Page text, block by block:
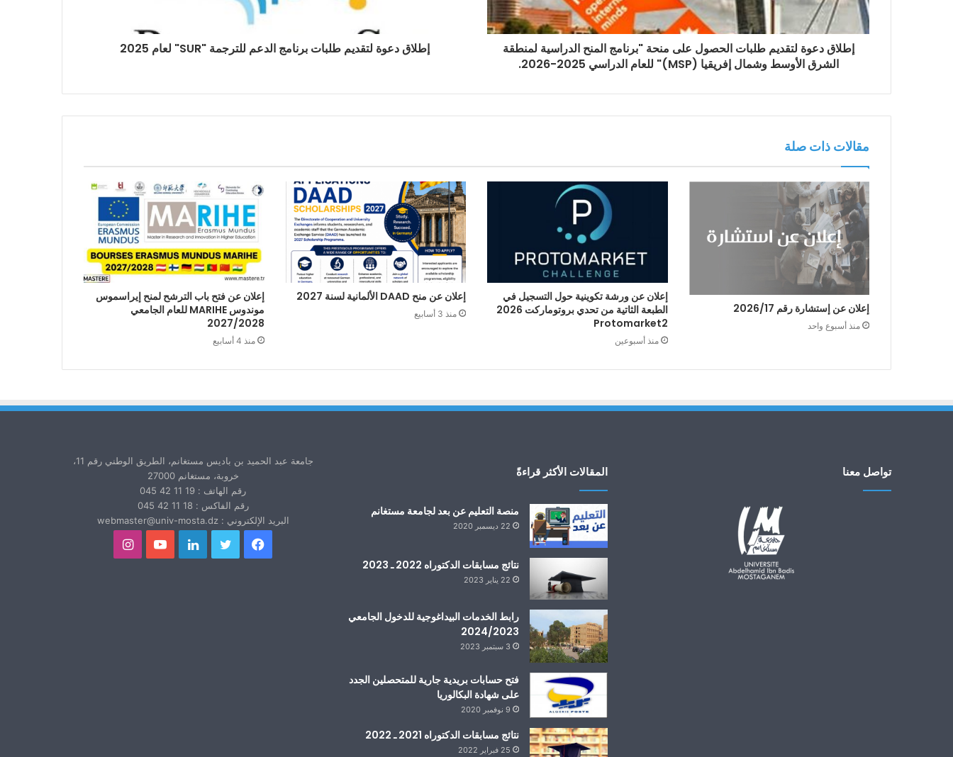
إطلاق دعوة لتقديم طلبات الحصول على منحة "برنامج المنح الدراسية لمنطقة
الشرق الأوسط وشمال إفريقيا (MSP)" للعام الدراسي 2025-2026.
إطلاق دعوة لتقديم طلبات برنامج الدعم للترجمة "SUR" لعام 2025
مقالات ذات صلة
إعلان عن إستشارة رقم 2026/17
منذ أسبوع واحد
إعلان عن ورشة تكوينية حول التسجيل في
الطبعة الثاتية من تحدي بروتوماركت 2026
Protomarket2
منذ أسبوعين
إعلان عن منح DAAD الألمانية لسنة 2027
منذ 3 أسابيع
إعلان عن فتح باب الترشح لمنح إيراسموس
موندوس MARIHE للعام الجامعي
2027/2028
منذ 4 أسابيع
تواصل معنا المقالات الأكثر قراءةً
منصة التعليم عن بعد لجامعة مستغانم
22 ديسمبر 2020
نتائج مسابقات الدكتوراه 2022 ـ 2023
22 يناير 2023
رابط الخدمات البيداغوجية للدخول الجامعي
2024/2023
3 سبتمبر 2023
فتح حسابات بريدية جارية للمتحصلين الجدد
على شهادة البكالوريا
9 نوفمبر 2020
نتائج مسابقات الدكتوراه 2021 ـ 2022
25 فبراير 2022
جامعة عبد الحميد بن باديس مستغانم، الطريق الوطني رقم 11،
خروبة، مستغانم 27000
رقم الهاتف : 19 11 42 045
رقم الفاكس : 18 11 42 045
البريد الإلكتروني : webmaster@univ-mosta.dz
فيسبوك تويتر لينكدإنيوتيوبانستقرام